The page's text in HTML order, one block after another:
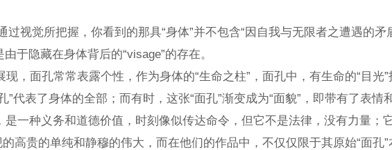
觉所把握，你看到的那具“身体”并不包含“因自我与无限者之遭遇的
于隐藏在身体背后的“visage”的存在。
面孔常常表露个性，作为身体的“生命之柱”，面孔中，有生命的“目
表了身体的全部；而有时，这张“面孔”渐变成为“面貌”，即带有了
一种义务和道德价值，时刻像似传达命令，但它不是法律，没有力量
的单纯和静穆的伟大，而在他们的作品中，不仅仅限于其原始“面